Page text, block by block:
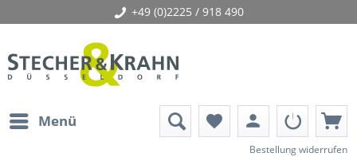
+49 (0)2225 / 918 490
Menü favorite person
Bestellung widerrufen